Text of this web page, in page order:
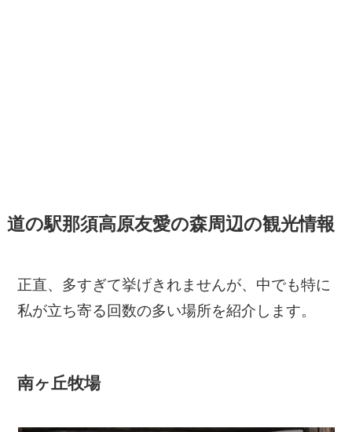
道の駅那須高原友愛の森周辺の観光情報
正直、多すぎて挙げきれませんが、中でも特に
私が立ち寄る回数の多い場所を紹介します。
南ヶ丘牧場